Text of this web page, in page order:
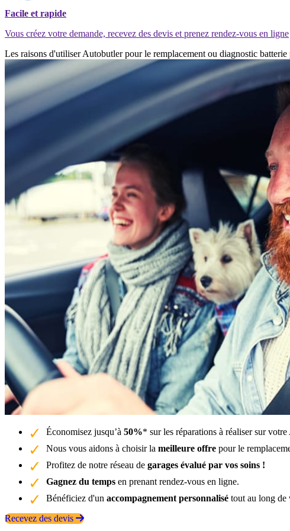
Facile et rapide
Vous créez votre demande, recevez des devis et prenez rendez-vous en ligne
Les raisons d'utiliser Autobutler pour le remplacement ou diagnostic
Économisez jusqu’à 50%* sur les réparations à réaliser sur
Nous vous aidons à choisir la meilleure offre pour le
Profitez de notre réseau de garages évalué par vos soins !
Gagnez du temps en prenant rendez-vous en ligne.
Bénéficiez d'un accompagnement personnalisé tout au long de
Recevez des devis